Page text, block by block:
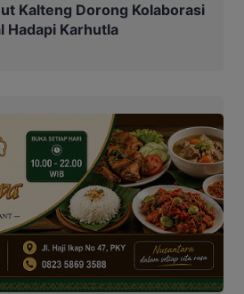
Kalteng Dorong Kolaborasi
Hadapi Karhutla